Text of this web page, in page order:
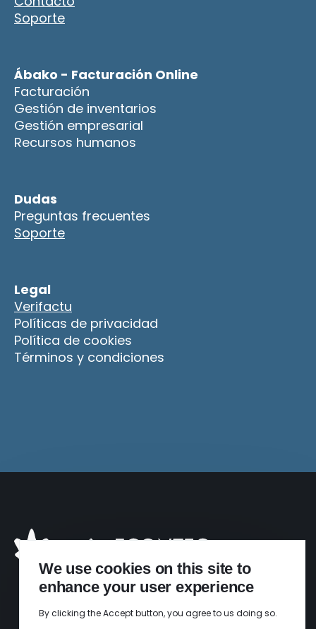
Soporte
Ábako - Facturación Online
Facturación
Gestión de inventarios
Gestión empresarial
Recursos humanos
Dudas
Preguntas frecuentes
Soporte
Legal
Verifactu
Políticas de privacidad
Política de cookies
Términos y condiciones
We use cookies on this site to
enhance your user experience
By clicking the Accept button, you agree to us doing so.